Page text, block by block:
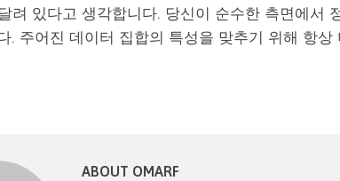
려 있다고 생각합니다. 당신이 순수한 측면에서
. 주어진 데이터 집합의 특성을 맞추기 위해 항
ABOUT OMARF